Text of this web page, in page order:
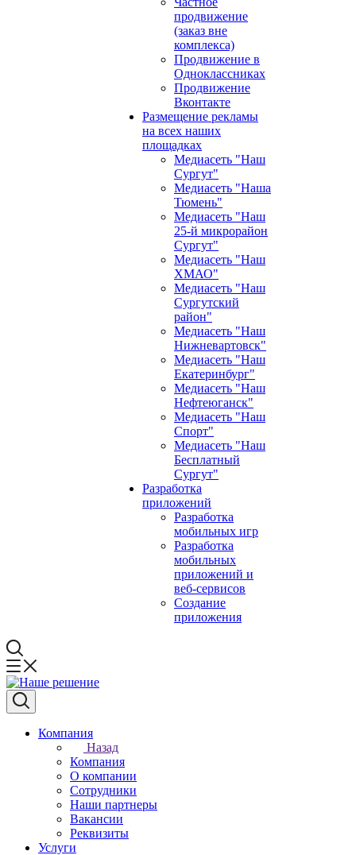
продвижение
(заказ вне
комплекса)
Продвижение в
Одноклассниках
Продвижение
Вконтакте
Размещение рекламы
на всех наших
площадках
Медиасеть "Наш
Сургут"
Медиасеть "Наша
Тюмень"
Медиасеть "Наш
25-й микрорайон
Сургут"
Медиасеть "Наш
ХМАО"
Медиасеть "Наш
Сургутский
район"
Медиасеть "Наш
Нижневартовск"
Медиасеть "Наш
Екатеринбург"
Медиасеть "Наш
Нефтеюганск"
Медиасеть "Наш
Спорт"
Медиасеть "Наш
Бесплатный
Сургут"
Разработка
приложений
Разработка
мобильных игр
Разработка
мобильных
приложений и
веб-сервисов
Создание
приложения
Компания
Назад
Компания
О компании
Сотрудники
Наши партнеры
Вакансии
Реквизиты
Услуги